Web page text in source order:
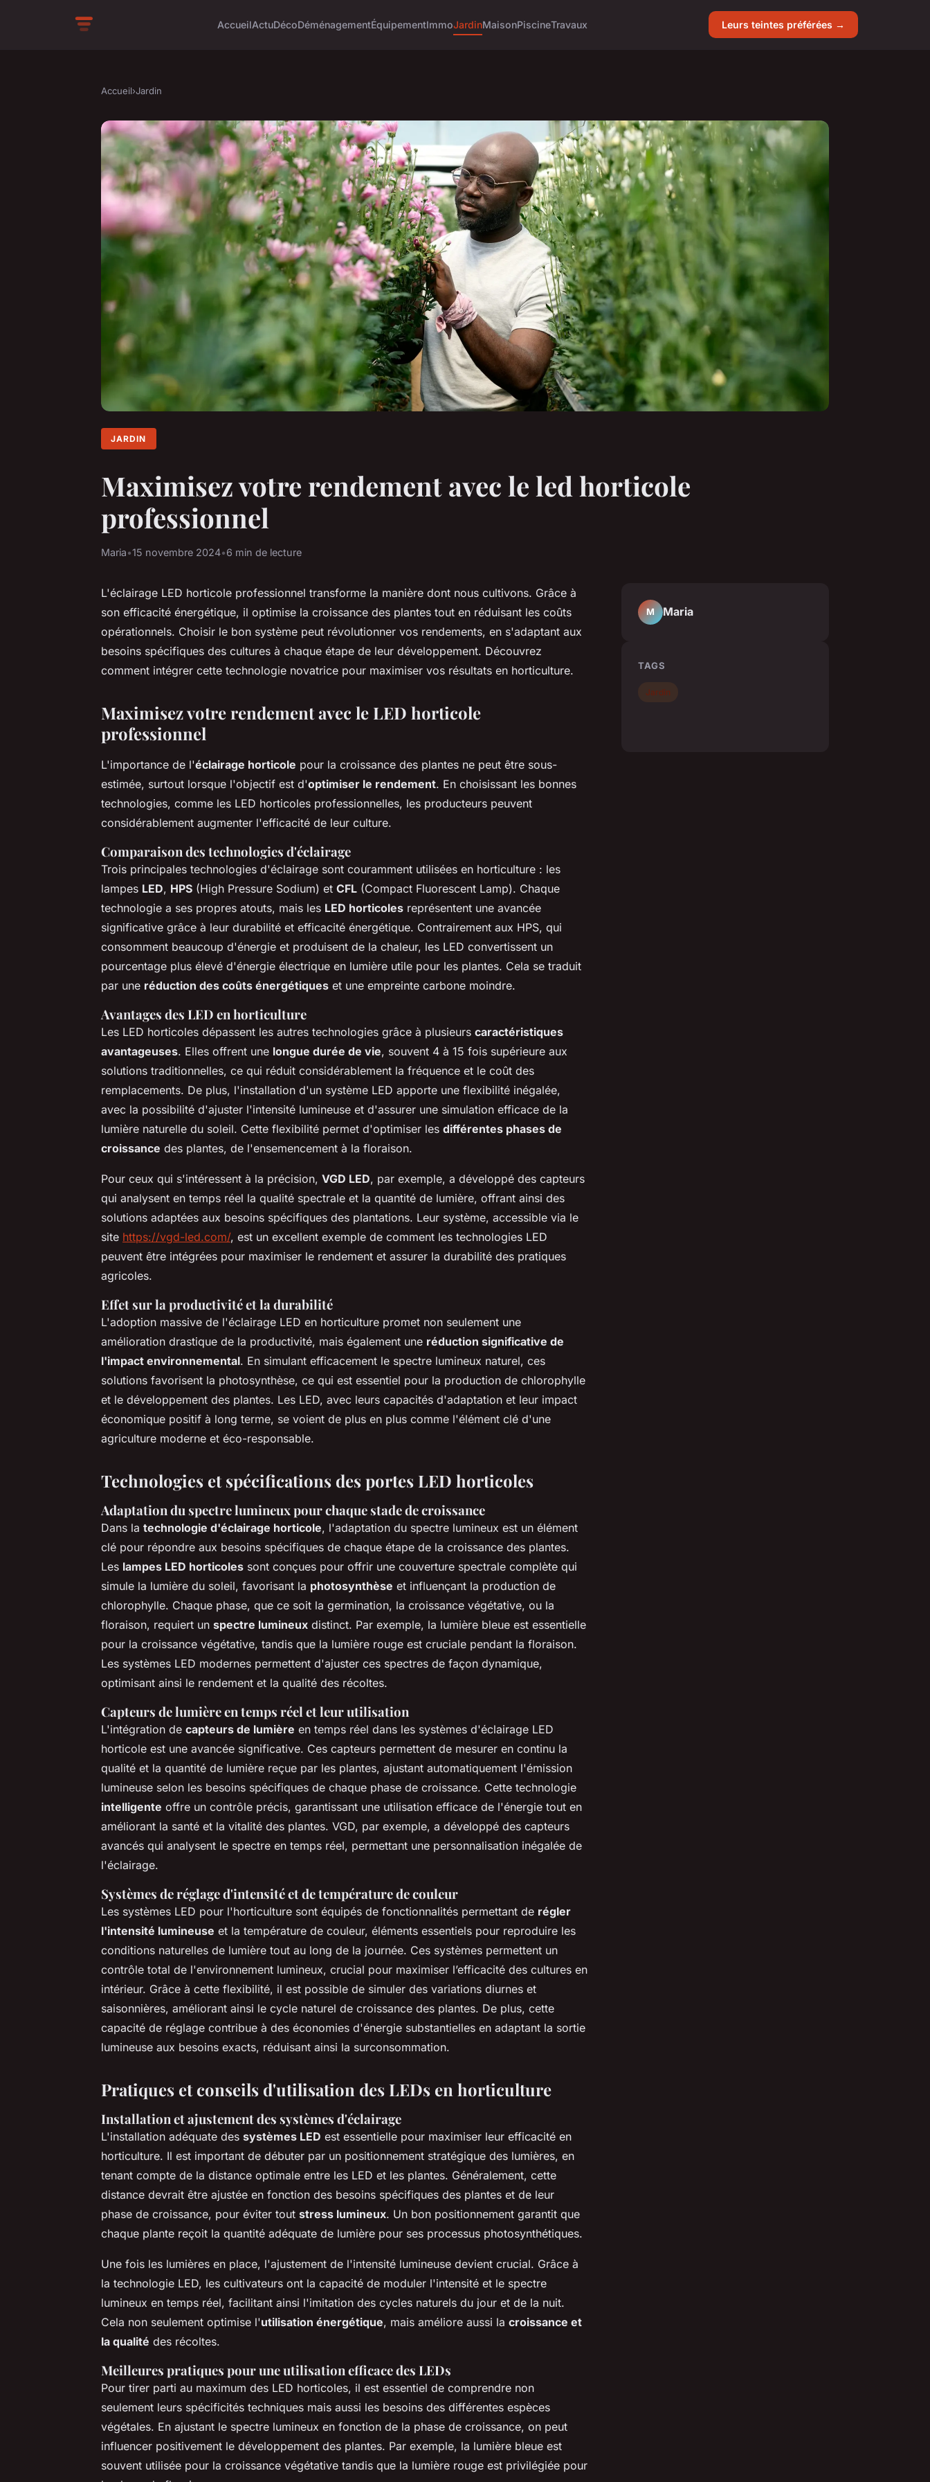
AccueilActuDécoDéménagementÉquipementImmoJardinMaisonPiscineTravaux Leurs teintes préférées →
Accueil›Jardin
JARDIN
Maximisez votre rendement avec le led horticole
professionnel
Maria•15 novembre 2024•6 min de lecture
L'éclairage LED horticole professionnel transforme la manière dont nous cultivons. Grâce à
son efficacité énergétique, il optimise la croissance des plantes tout en réduisant les coûts
opérationnels. Choisir le bon système peut révolutionner vos rendements, en s'adaptant aux
besoins spécifiques des cultures à chaque étape de leur développement. Découvrez
comment intégrer cette technologie novatrice pour maximiser vos résultats en horticulture.
Maximisez votre rendement avec le LED horticole
professionnel
L'importance de l'éclairage horticole pour la croissance des plantes ne peut être sous-
estimée, surtout lorsque l'objectif est d'optimiser le rendement. En choisissant les bonnes
technologies, comme les LED horticoles professionnelles, les producteurs peuvent
considérablement augmenter l'efficacité de leur culture.
Comparaison des technologies d'éclairage
Trois principales technologies d'éclairage sont couramment utilisées en horticulture : les
lampes LED, HPS (High Pressure Sodium) et CFL (Compact Fluorescent Lamp). Chaque
technologie a ses propres atouts, mais les LED horticoles représentent une avancée
significative grâce à leur durabilité et efficacité énergétique. Contrairement aux HPS, qui
consomment beaucoup d'énergie et produisent de la chaleur, les LED convertissent un
pourcentage plus élevé d'énergie électrique en lumière utile pour les plantes. Cela se traduit
par une réduction des coûts énergétiques et une empreinte carbone moindre.
Avantages des LED en horticulture
Les LED horticoles dépassent les autres technologies grâce à plusieurs caractéristiques
avantageuses. Elles offrent une longue durée de vie, souvent 4 à 15 fois supérieure aux
solutions traditionnelles, ce qui réduit considérablement la fréquence et le coût des
remplacements. De plus, l'installation d'un système LED apporte une flexibilité inégalée,
avec la possibilité d'ajuster l'intensité lumineuse et d'assurer une simulation efficace de la
lumière naturelle du soleil. Cette flexibilité permet d'optimiser les différentes phases de
croissance des plantes, de l'ensemencement à la floraison.
Pour ceux qui s'intéressent à la précision, VGD LED, par exemple, a développé des capteurs
qui analysent en temps réel la qualité spectrale et la quantité de lumière, offrant ainsi des
solutions adaptées aux besoins spécifiques des plantations. Leur système, accessible via le
site https://vgd-led.com/, est un excellent exemple de comment les technologies LED
peuvent être intégrées pour maximiser le rendement et assurer la durabilité des pratiques
agricoles.
Effet sur la productivité et la durabilité
L'adoption massive de l'éclairage LED en horticulture promet non seulement une
amélioration drastique de la productivité, mais également une réduction significative de
l'impact environnemental. En simulant efficacement le spectre lumineux naturel, ces
solutions favorisent la photosynthèse, ce qui est essentiel pour la production de chlorophylle
et le développement des plantes. Les LED, avec leurs capacités d'adaptation et leur impact
économique positif à long terme, se voient de plus en plus comme l'élément clé d'une
agriculture moderne et éco-responsable.
Technologies et spécifications des portes LED horticoles
Adaptation du spectre lumineux pour chaque stade de croissance
Dans la technologie d'éclairage horticole, l'adaptation du spectre lumineux est un élément
clé pour répondre aux besoins spécifiques de chaque étape de la croissance des plantes.
Les lampes LED horticoles sont conçues pour offrir une couverture spectrale complète qui
simule la lumière du soleil, favorisant la photosynthèse et influençant la production de
chlorophylle. Chaque phase, que ce soit la germination, la croissance végétative, ou la
floraison, requiert un spectre lumineux distinct. Par exemple, la lumière bleue est essentielle
pour la croissance végétative, tandis que la lumière rouge est cruciale pendant la floraison.
Les systèmes LED modernes permettent d'ajuster ces spectres de façon dynamique,
optimisant ainsi le rendement et la qualité des récoltes.
Capteurs de lumière en temps réel et leur utilisation
L'intégration de capteurs de lumière en temps réel dans les systèmes d'éclairage LED
horticole est une avancée significative. Ces capteurs permettent de mesurer en continu la
qualité et la quantité de lumière reçue par les plantes, ajustant automatiquement l'émission
lumineuse selon les besoins spécifiques de chaque phase de croissance. Cette technologie
intelligente offre un contrôle précis, garantissant une utilisation efficace de l'énergie tout en
améliorant la santé et la vitalité des plantes. VGD, par exemple, a développé des capteurs
avancés qui analysent le spectre en temps réel, permettant une personnalisation inégalée de
l'éclairage.
Systèmes de réglage d'intensité et de température de couleur
Les systèmes LED pour l'horticulture sont équipés de fonctionnalités permettant de régler
l'intensité lumineuse et la température de couleur, éléments essentiels pour reproduire les
conditions naturelles de lumière tout au long de la journée. Ces systèmes permettent un
contrôle total de l'environnement lumineux, crucial pour maximiser l’efficacité des cultures en
intérieur. Grâce à cette flexibilité, il est possible de simuler des variations diurnes et
saisonnières, améliorant ainsi le cycle naturel de croissance des plantes. De plus, cette
capacité de réglage contribue à des économies d'énergie substantielles en adaptant la sortie
lumineuse aux besoins exacts, réduisant ainsi la surconsommation.
Pratiques et conseils d'utilisation des LEDs en horticulture
Installation et ajustement des systèmes d'éclairage
L'installation adéquate des systèmes LED est essentielle pour maximiser leur efficacité en
horticulture. Il est important de débuter par un positionnement stratégique des lumières, en
tenant compte de la distance optimale entre les LED et les plantes. Généralement, cette
distance devrait être ajustée en fonction des besoins spécifiques des plantes et de leur
phase de croissance, pour éviter tout stress lumineux. Un bon positionnement garantit que
chaque plante reçoit la quantité adéquate de lumière pour ses processus photosynthétiques.
Une fois les lumières en place, l'ajustement de l'intensité lumineuse devient crucial. Grâce à
la technologie LED, les cultivateurs ont la capacité de moduler l'intensité et le spectre
lumineux en temps réel, facilitant ainsi l'imitation des cycles naturels du jour et de la nuit.
Cela non seulement optimise l'utilisation énergétique, mais améliore aussi la croissance et
la qualité des récoltes.
Meilleures pratiques pour une utilisation efficace des LEDs
Pour tirer parti au maximum des LED horticoles, il est essentiel de comprendre non
seulement leurs spécificités techniques mais aussi les besoins des différentes espèces
végétales. En ajustant le spectre lumineux en fonction de la phase de croissance, on peut
influencer positivement le développement des plantes. Par exemple, la lumière bleue est
souvent utilisée pour la croissance végétative tandis que la lumière rouge est privilégiée pour
M Maria
TAGS
Jardin